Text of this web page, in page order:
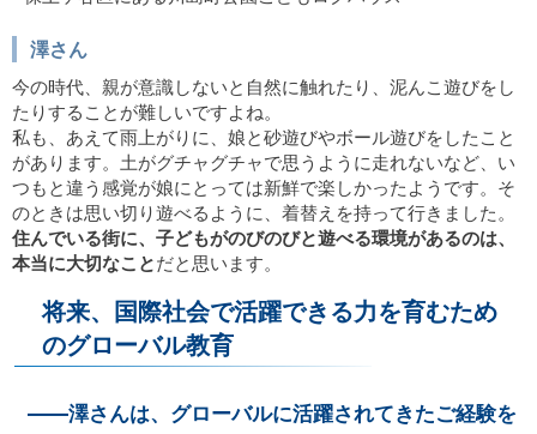
澤さん
今の時代、親が意識しないと自然に触れたり、泥んこ遊びをし
たりすることが難しいですよね。
私も、あえて雨上がりに、娘と砂遊びやボール遊びをしたこと
があります。土がグチャグチャで思うように走れないなど、い
つもと違う感覚が娘にとっては新鮮で楽しかったようです。そ
のときは思い切り遊べるように、着替えを持って行きました。
住んでいる街に、子どもがのびのびと遊べる環境があるのは、
本当に大切なことだと思います。
将来、国際社会で活躍できる力を育むため
のグローバル教育
――澤さんは、グローバルに活躍されてきたご経験を